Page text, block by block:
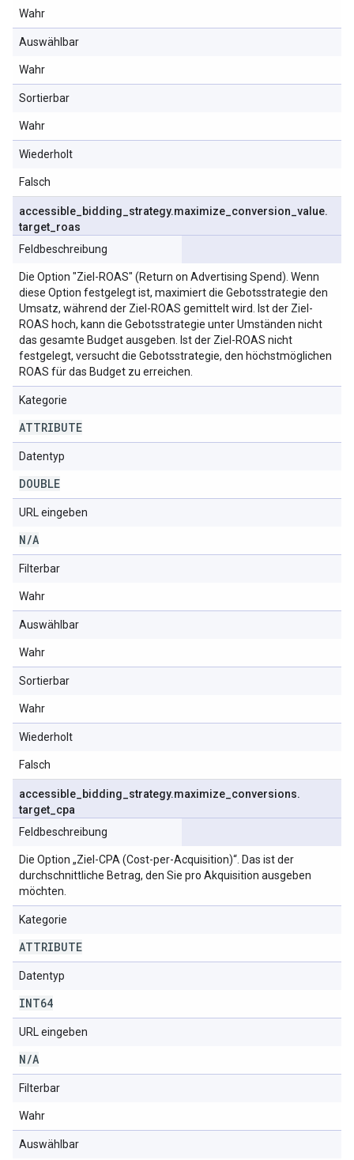
Wahr
Auswählbar
Wahr
Sortierbar
Wahr
Wiederholt
Falsch
accessible bidding strategy.maximize conversion value.
target roas
Feldbeschreibung
Die Option "Ziel-ROAS" (Return on Advertising Spend). Wenn
diese Option festgelegt ist, maximiert die Gebotsstrategie den
Umsatz, während der Ziel-ROAS gemittelt wird. Ist der Ziel-
ROAS hoch, kann die Gebotsstrategie unter Umständen nicht
das gesamte Budget ausgeben. Ist der Ziel-ROAS nicht
festgelegt, versucht die Gebotsstrategie, den höchstmöglichen
ROAS für das Budget zu erreichen.
Kategorie
ATTRIBUTE
Datentyp
DOUBLE
URL eingeben
N/A
Filterbar
Wahr
Auswählbar
Wahr
Sortierbar
Wahr
Wiederholt
Falsch
accessible bidding strategy.maximize conversions.
target cpa
Feldbeschreibung
Die Option „Ziel-CPA (Cost-per-Acquisition)“. Das ist der
durchschnittliche Betrag, den Sie pro Akquisition ausgeben
möchten.
Kategorie
ATTRIBUTE
Datentyp
INT64
URL eingeben
N/A
Filterbar
Wahr
Auswählbar